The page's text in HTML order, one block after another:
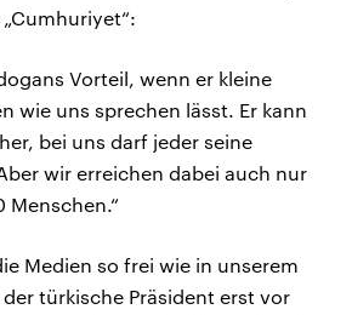
Vorteil, wenn er kleine
wie uns sprechen lässt. Er kann
bei uns darf jeder seine
wir erreichen dabei auch nur
Medien so frei wie in unserem
türkische Präsident erst vor